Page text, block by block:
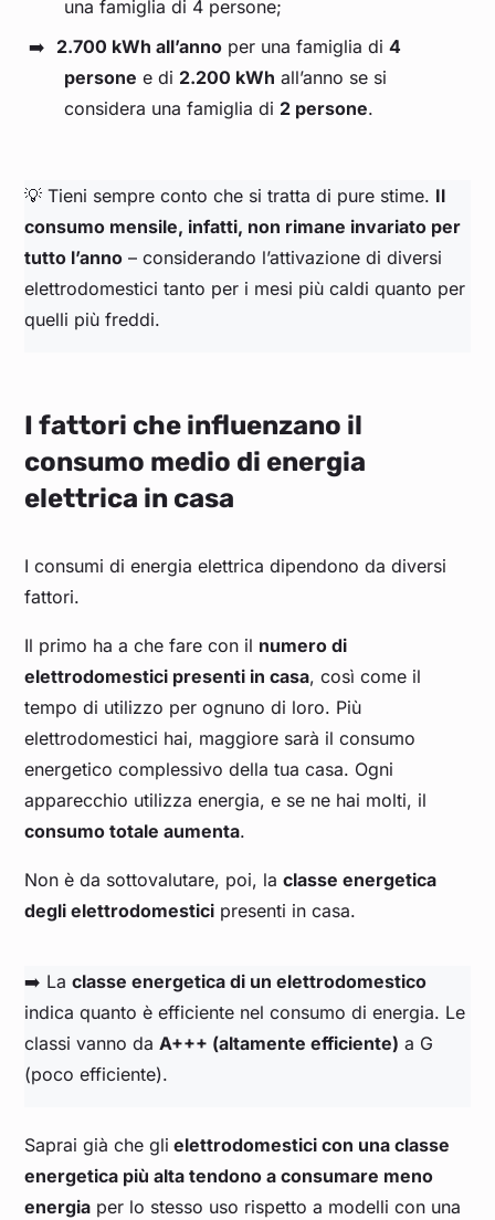
una famiglia di 4 persone;
2.700 kWh all’anno per una famiglia di 4
persone e di 2.200 kWh all’anno se si
considera una famiglia di 2 persone.
💡 Tieni sempre conto che si tratta di pure stime. Il
consumo mensile, infatti, non rimane invariato per
tutto l’anno – considerando l’attivazione di diversi
elettrodomestici tanto per i mesi più caldi quanto per
quelli più freddi.
I fattori che influenzano il
consumo medio di energia
elettrica in casa
I consumi di energia elettrica dipendono da diversi
fattori.
Il primo ha a che fare con il numero di
elettrodomestici presenti in casa, così come il
tempo di utilizzo per ognuno di loro. Più
elettrodomestici hai, maggiore sarà il consumo
energetico complessivo della tua casa. Ogni
apparecchio utilizza energia, e se ne hai molti, il
consumo totale aumenta.
Non è da sottovalutare, poi, laclasse energetica
degli elettrodomestici presenti in casa.
➡️ Laclasse energetica di un elettrodomestico
indica quanto è efficiente nel consumo di energia. Le
classi vanno daA+++ (altamente efficiente) a G
(poco efficiente).
Saprai già che gli elettrodomestici con una classe
energetica più alta tendono a consumare meno
energia per lo stesso uso rispetto a modelli con una